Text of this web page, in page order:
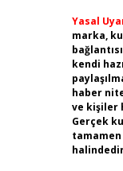
Yasal
marka,
kendi
haber
ve kişiler
Gerçek